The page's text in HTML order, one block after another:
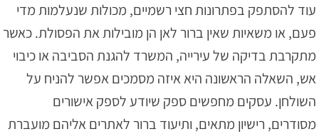
עוד להסתפק בפתרונות חצי רשמיים, מכולות שנעלמות מדי
פעם, או משאיות שאין ברור לאן הן מובילות את הפסולת. כאשר
מתקרבת בדיקה של עירייה, המשרד להגנת הסביבה או כיבוי
אש, השאלה הראשונה היא איזה מסמכים אפשר להניח על
השולחן. עסקים מחפשים ספק שיודע לספק אישורים
מסודרים, רישיון מתאים, ותיעוד ברור לאתרים אליהם מועברת